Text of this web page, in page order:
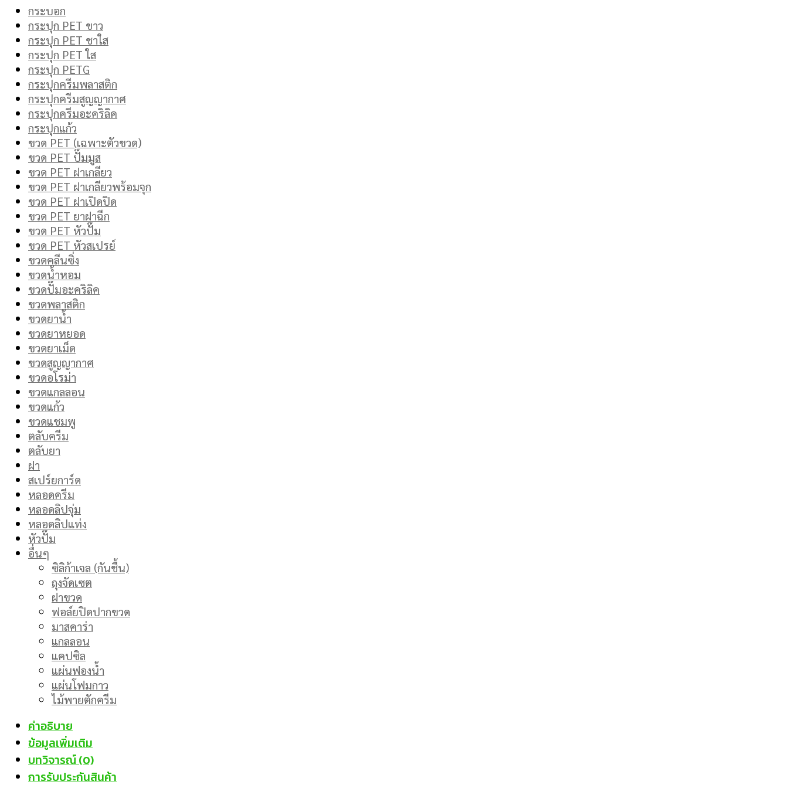
กระบอก
กระปุก PET ขาว
กระปุก PET ชาใส
กระปุก PET ใส
กระปุก PETG
กระปุกครีมพลาสติก
กระปุกครีมสูญญากาศ
กระปุกครีมอะคริลิค
กระปุกแก้ว
ขวด PET (เฉพาะตัวขวด)
ขวด PET ปั๊มมูส
ขวด PET ฝาเกลียว
ขวด PET ฝาเกลียวพร้อมจุก
ขวด PET ฝาเปิดปิด
ขวด PET ยาฝาฉีก
ขวด PET หัวปั๊ม
ขวด PET หัวสเปรย์
ขวดคลีนซิ่ง
ขวดน้ำหอม
ขวดปั๊มอะคริลิค
ขวดพลาสติก
ขวดยาน้ำ
ขวดยาหยอด
ขวดยาเม็ด
ขวดสูญญากาศ
ขวดอโรม่า
ขวดแกลลอน
ขวดแก้ว
ขวดแชมพู
ตลับครีม
ตลับยา
ฝา
สเปร์ยการ์ด
หลอดครีม
หลอดลิปจุ่ม
หลอดลิปแท่ง
หัวปั๊ม
อื่นๆ
ซิลิก้าเจล (กันชื้น)
ถุงจัดเซต
ฝาขวด
ฟอล์ยปิดปากขวด
มาสคาร่า
แกลลอน
แคปซิล
แผ่นฟองน้ำ
แผ่นโฟมกาว
ไม้พายตักครีม
คำอธิบาย
ข้อมูลเพิ่มเติม
บทวิจารณ์ (0)
การรับประกันสินค้า